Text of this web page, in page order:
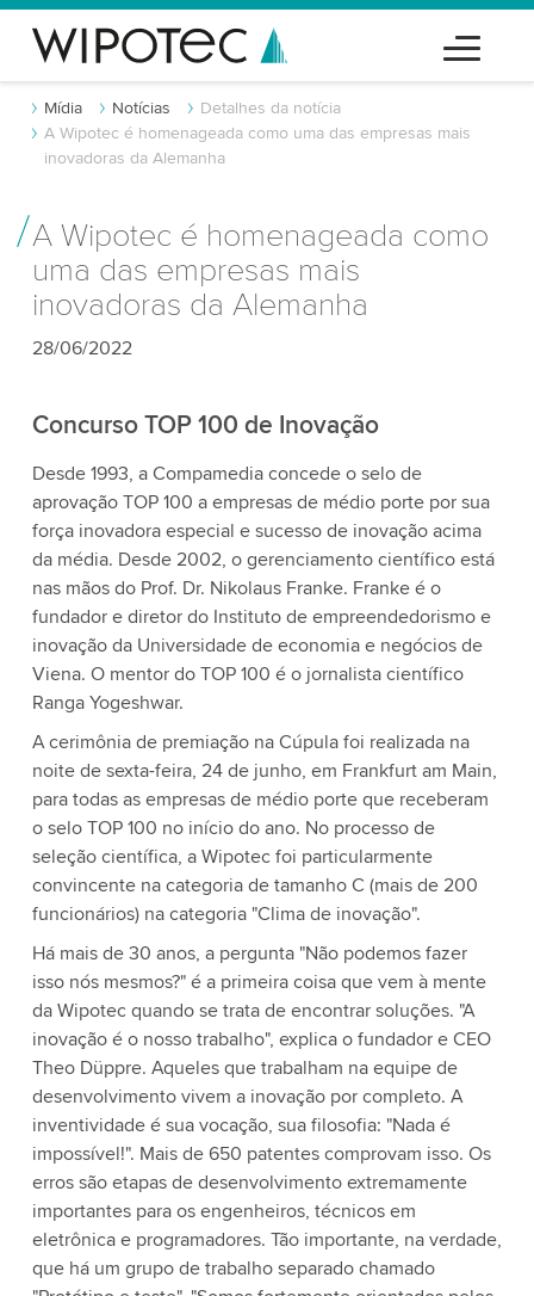
Mídia Notícias
Detalhes da notícia
A Wipotec é homenageada como uma das empresas mais
inovadoras da Alemanha
A Wipotec é homenageada como
uma das empresas mais
inovadoras da Alemanha
28/06/2022
Concurso TOP 100 de Inovação
Desde 1993, a Compamedia concede o selo de
aprovação TOP 100 a empresas de médio porte por sua
força inovadora especial e sucesso de inovação acima
da média. Desde 2002, o gerenciamento científico está
nas mãos do Prof. Dr. Nikolaus Franke. Franke é o
fundador e diretor do Instituto de empreendedorismo e
inovação da Universidade de economia e negócios de
Viena. O mentor do TOP 100 é o jornalista científico
Ranga Yogeshwar.
A cerimônia de premiação na Cúpula foi realizada na
noite de sexta-feira, 24 de junho, em Frankfurt am Main,
para todas as empresas de médio porte que receberam
o selo TOP 100 no início do ano. No processo de
seleção científica, a Wipotec foi particularmente
convincente na categoria de tamanho C (mais de 200
funcionários) na categoria "Clima de inovação".
Há mais de 30 anos, a pergunta "Não podemos fazer
isso nós mesmos?" é a primeira coisa que vem à mente
da Wipotec quando se trata de encontrar soluções. "A
inovação é o nosso trabalho", explica o fundador e CEO
Theo Düppre. Aqueles que trabalham na equipe de
desenvolvimento vivem a inovação por completo. A
inventividade é sua vocação, sua filosofia: "Nada é
impossível!". Mais de 650 patentes comprovam isso. Os
erros são etapas de desenvolvimento extremamente
importantes para os engenheiros, técnicos em
eletrônica e programadores. Tão importante, na verdade,
que há um grupo de trabalho separado chamado